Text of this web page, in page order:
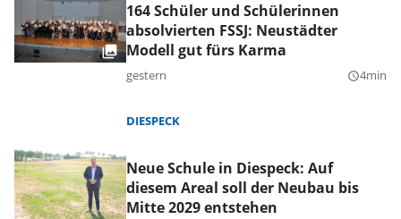
164 Schüler und Schülerinnen
absolvierten FSSJ: Neustädter
Modell gut fürs Karma
gestern query_builder4min
DIESPECK
Neue Schule in Diespeck: Auf
diesem Areal soll der Neubau bis
Mitte 2029 entstehen